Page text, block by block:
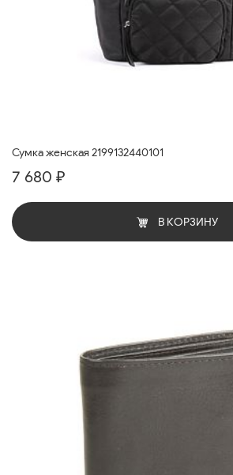
Сумка женская 2199132440101
7 680 ₽
В КОРЗИНУ